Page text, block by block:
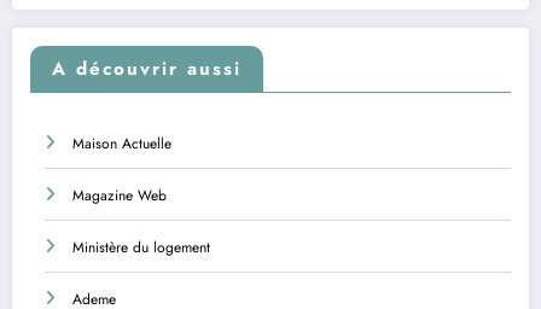
A découvrir aussi
Maison Actuelle
Magazine Web
Ministère du logement
Ademe